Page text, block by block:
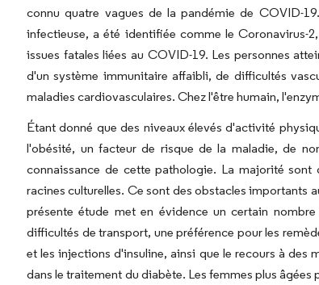
connu quatre vagues de la pandémie de COVID-
infectieuse, a été identifiée comme le Coronavirus-
issues fatales liées au COVID-19. Les personnes
d'un système immunitaire affaibli, de difficultés
maladies cardiovasculaires. Chez l'être humain,
Étant donné que des niveaux élevés d'activité
l'obésité, un facteur de risque de la maladie, de
connaissance de cette pathologie. La majorité
racines culturelles. Ce sont des obstacles importants
présente étude met en évidence un certain
difficultés de transport, une préférence pour les
et les injections d'insuline, ainsi que le recours à des
dans le traitement du diabète. Les femmes plus